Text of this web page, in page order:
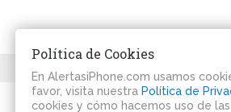
Política de Cookies
En AlertasiPhone.com usamos
favor, visita nuestra Política de
cookies y cómo hacemos uso de las